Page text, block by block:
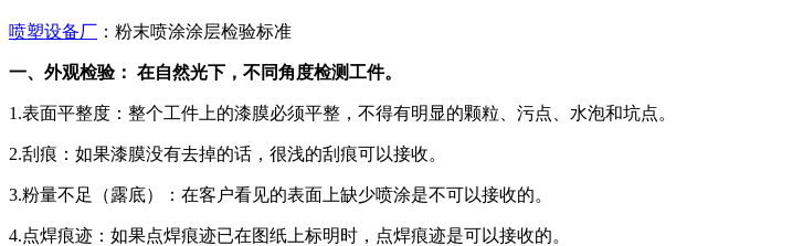
喷塑设备厂 ：粉末喷涂涂层检验标准
一、外观检验： 在自然光下，不同角度检测工件。
1.表面平整度：整个工件上的漆膜必须平整，不得有明显的颗粒、污点、水泡和坑点。
2.刮痕：如果漆膜没有去掉的话，很浅的刮痕可以接收。
3.粉量不足（露底）：在客户看见的表面上缺少喷涂是不可以接收的。
4.点焊痕迹：如果点焊痕迹已在图纸上标明时，点焊痕迹是可以接收的。